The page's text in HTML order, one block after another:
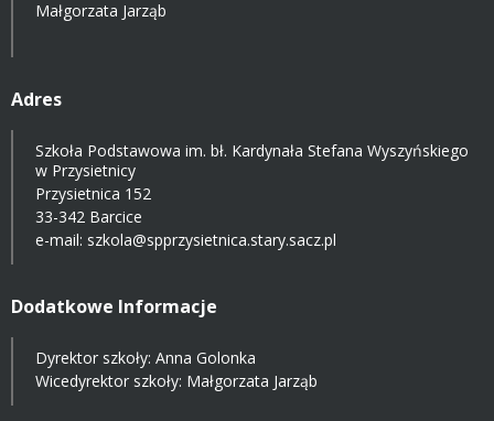
Małgorzata Jarząb
Adres
Szkoła Podstawowa im. bł. Kardynała Stefana Wyszyńskiego
w Przysietnicy
Przysietnica 152
33-342 Barcice
e-mail: szkola@spprzysietnica.stary.sacz.pl
Dodatkowe Informacje
Dyrektor szkoły: Anna Golonka
Wicedyrektor szkoły: Małgorzata Jarząb